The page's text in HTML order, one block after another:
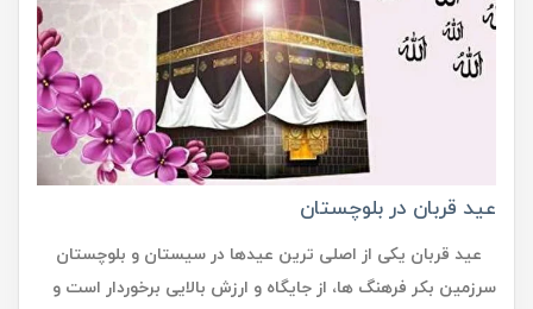
عید قربان در بلوچستان
عید قربان یکی از اصلی ترین عیدها در سیستان و بلوچستان
سرزمین بکر فرهنگ ها، از جایگاه و ارزش بالایی برخوردار است و